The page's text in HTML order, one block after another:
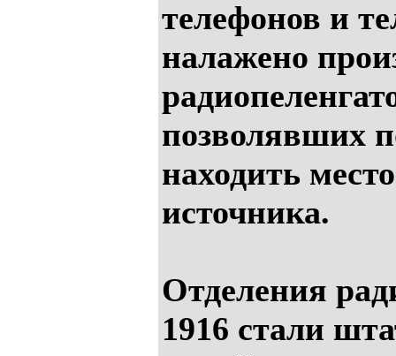
телефонов и
налажено
позволявших
находить
источника.
Отделения
1916 стали